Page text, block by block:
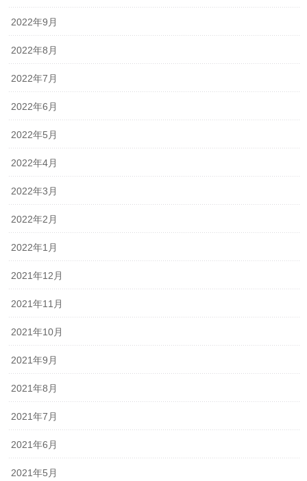
2022年9月
2022年8月
2022年7月
2022年6月
2022年5月
2022年4月
2022年3月
2022年2月
2022年1月
2021年12月
2021年11月
2021年10月
2021年9月
2021年8月
2021年7月
2021年6月
2021年5月